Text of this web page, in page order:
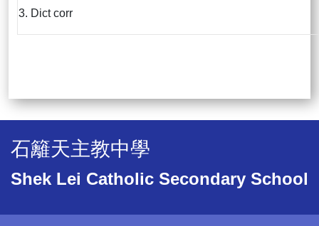
3. Dict corr
石籬天主教中學
Shek Lei Catholic Secondary School